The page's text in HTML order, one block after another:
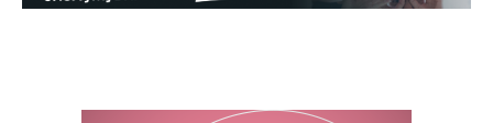
Full member access: